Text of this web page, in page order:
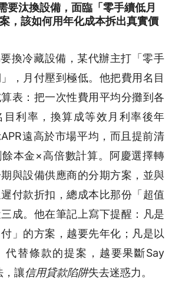
要汰換設備，面臨「零手續低月
，該如何用年化成本拆出真實價
換冷藏設備，某代辦主打「零手
，月付壓到極低。他把費用名目
表：把一次性費用平均分攤到各
目利率，換算成等效月利率後年
遠高於市場平均，而且提前清
本金×高倍數計算。阿慶選擇轉
與設備供應商的分期方案，並與
付款折扣，總成本比那份「超值
成。他在筆記上寫下提醒：凡是
」的方案，越要先年化；凡是以
代替條款的提案，越要果斷Say
，讓信用貸款陷阱失去迷惑力。